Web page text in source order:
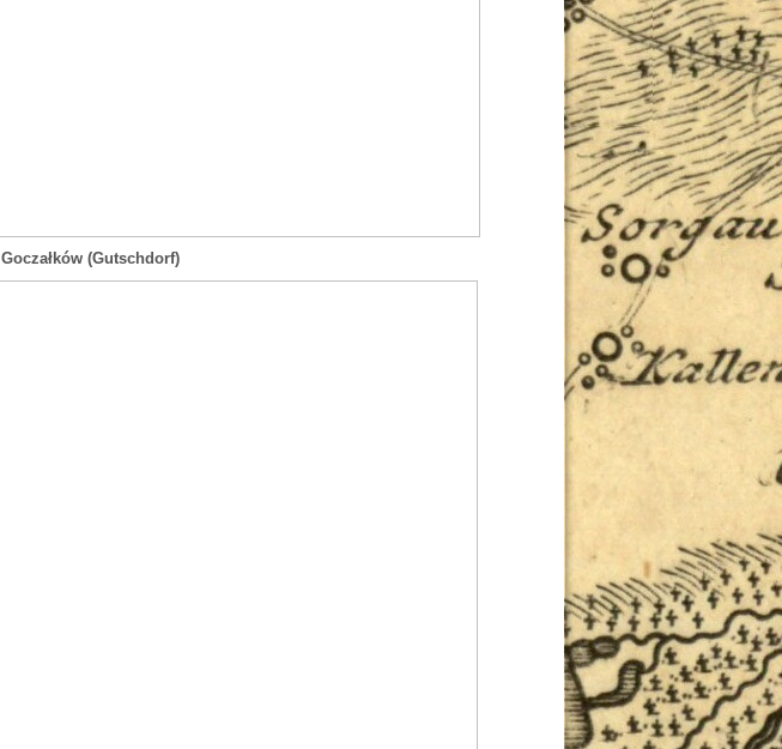
Goczałków (Gutschdorf)